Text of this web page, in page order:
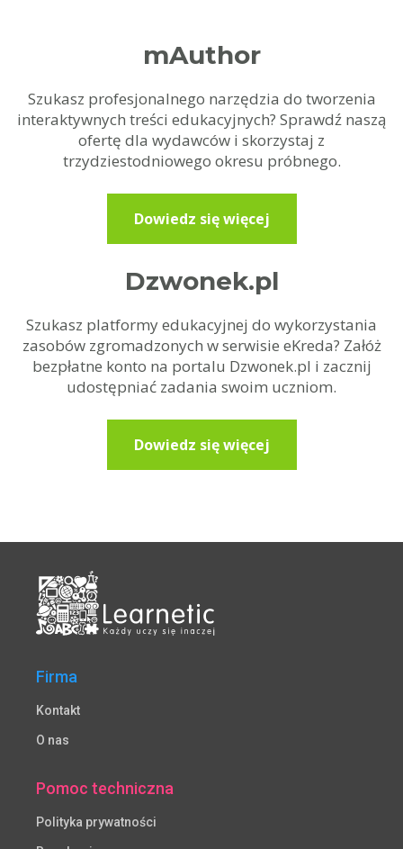
Firma
Kontakt
O nas
Pomoc techniczna
Polityka prywatności